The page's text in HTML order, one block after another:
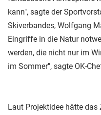
kann", sagte der
Skiverbandes, Wolfgang
Eingriffe in die Natur
werden, die nicht nur im
im Sommer", sagte OK-
Laut Projektidee hätte